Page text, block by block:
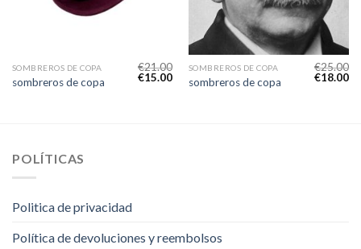
SOMBREROS DE COPA
sombreros de copa
€21.00
€15.00
SOMBREROS DE COPA
sombreros de copa
€25.00
€18.00
POLÍTICAS
Politica de privacidad
Política de devoluciones y reembolsos